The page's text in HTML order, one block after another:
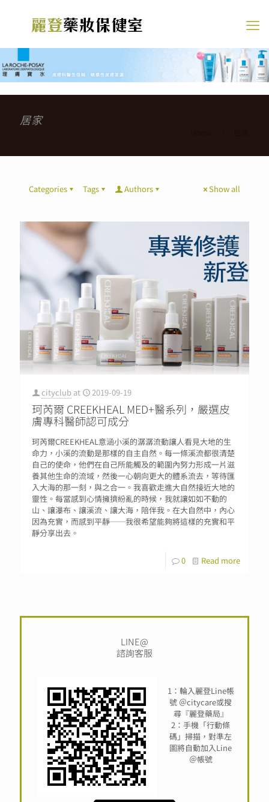
居家
Categories Tags Authors Show all
cityclub at 2019-09-19
珂芮爾 CREEKHEAL MED+醫系列，嚴選皮
膚專科醫師認可成分
珂芮爾CREEKHEAL意涵小溪的潺潺流動讓人看見大地的生
命力，小溪的流動是那樣的自主自然。每一條溪流都很清楚
自己的使命，他們在自己所能觸及的範圍內努力形成一片滋
養其他生命的流域，然後一心朝向更大的體系流去，等待匯
入大海的那一刻，與之合一。我喜歡走進大自然接近大地的
靈性。每當感到心情擁擠紛亂的時候，我就讓如如不動的
山、讓瀑布、讓溪流、讓大海，陪伴我。在大自然中，內心
因為充實，而感到平靜──我很希望能夠將這樣的充實和平
靜分享出去。
0 Read more
LINE@
諮詢客服
1：輪入麗登Line帳
號 ＠citycare或搜
尋『麗登藥局』
2：手機「行動條
碼」掃描，對準左
圖將自動加入Line
＠帳號